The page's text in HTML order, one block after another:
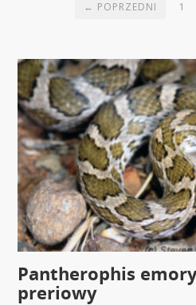
← POPRZEDNI 1
Pantherophis
preriowy